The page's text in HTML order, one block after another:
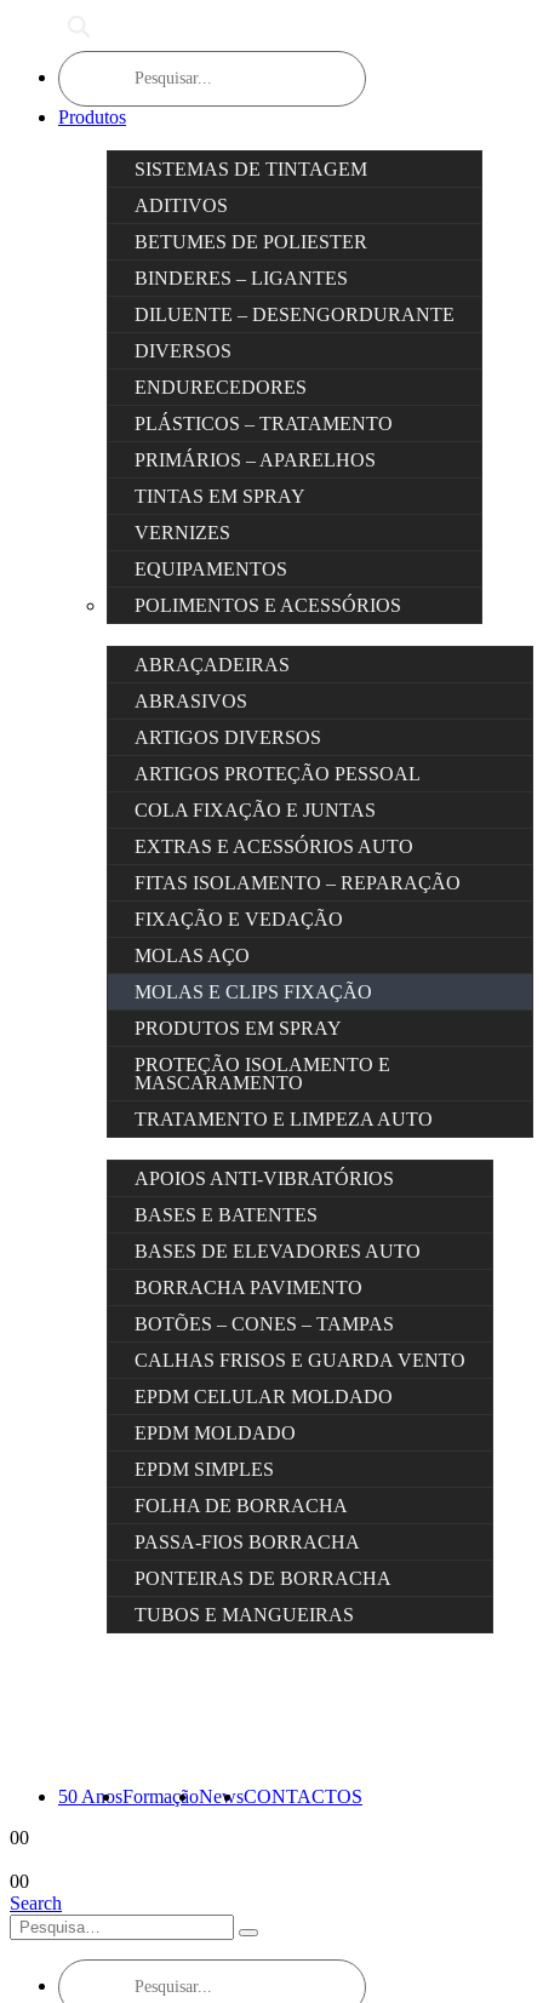
Products
search
Produtos
SISTEMAS DE TINTAGEM
ADITIVOS
BETUMES DE POLIESTER
BINDERES – LIGANTES
DILUENTE – DESENGORDURANTE
DIVERSOS
ENDURECEDORES
PLÁSTICOS – TRATAMENTO
PRIMÁRIOS – APARELHOS
TINTAS EM SPRAY
VERNIZES
EQUIPAMENTOS
POLIMENTOS E ACESSÓRIOS
ABRAÇADEIRAS
ABRASIVOS
ARTIGOS DIVERSOS
ARTIGOS PROTEÇÃO PESSOAL
COLA FIXAÇÃO E JUNTAS
EXTRAS E ACESSÓRIOS AUTO
FITAS ISOLAMENTO – REPARAÇÃO
FIXAÇÃO E VEDAÇÃO
MOLAS AÇO
MOLAS E CLIPS FIXAÇÃO
PRODUTOS EM SPRAY
PROTEÇÃO ISOLAMENTO E
MASCARAMENTO
TRATAMENTO E LIMPEZA AUTO
APOIOS ANTI-VIBRATÓRIOS
BASES E BATENTES
BASES DE ELEVADORES AUTO
BORRACHA PAVIMENTO
BOTÕES – CONES – TAMPAS
CALHAS FRISOS E GUARDA VENTO
EPDM CELULAR MOLDADO
EPDM MOLDADO
EPDM SIMPLES
FOLHA DE BORRACHA
PASSA-FIOS BORRACHA
PONTEIRAS DE BORRACHA
TUBOS E MANGUEIRAS
50 AnosFormaçãoNewsCONTACTOS
00
00
Search
Products
search